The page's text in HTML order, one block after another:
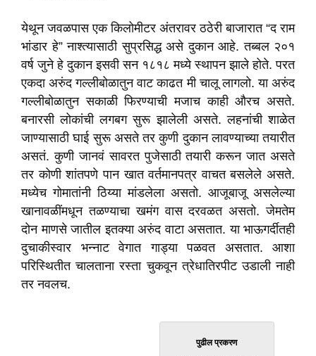
येथून जवळपास एक किलोमीटर अंतरावर ठठेरी बाजारात “द राम
भांडार हे” नाश्त्यासाठी सुप्रसिद्ध असे दुकान आहे. तब्बल २०१
वर्ष जुने हे दुकान इसवी सन १८१८ मध्ये स्थापन झाले होते. परत
एकदा अरुंद गल्लीबोळातुन वाट काढत मी चालू लागलो. या अरुंद
गल्लीबोळातुन सकाळी फिरण्याची मजाच काही औरच असते.
बनारसी लोकांची लगबग सुरू झालेली असते. लहनांची शाळेत
जाण्यासाठी घाई सुरू असते तर कुणी दुकान लावण्याच्या तयारीत
असतं. कुणी जानवं सावरत पुजेसाठी तयारी करून जात असते
तर कोणी शांतपणे पान खात वर्तमानपत्र वाचत बसलेले असते.
मध्येच गोमातांनी ठिय्या मांडलेला असतो. आजूबाजू असलेल्या
खानावळींमधून तळण्याचा खमंग वास दरवळत असतो. जेमतेम
दोन माणसे जातील इतक्या अरुंद वाटा असतात. या भाऊगर्दीतही
दुचाकीस्वार भन्नाट वेगात गाड्या पळवत असतात. आशा
परिस्थितीत चालताना रस्ता चुकवून त्रेधातिरपीट उडाली नाही
तर नवलच.
पुढील प्रकरण